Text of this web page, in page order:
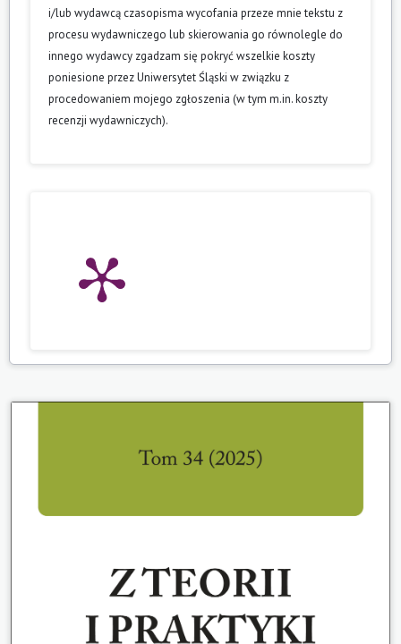
i/lub wydawcą czasopisma wycofania przeze mnie tekstu z
procesu wydawniczego lub skierowania go równolegle do
innego wydawcy zgadzam się pokryć wszelkie koszty
poniesione przez Uniwersytet Śląski w związku z
procedowaniem mojego zgłoszenia (w tym m.in. koszty
recenzji wydawniczych).